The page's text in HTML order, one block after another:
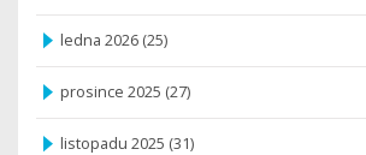
ledna 2026 (25)
prosince 2025 (27)
listopadu 2025 (31)